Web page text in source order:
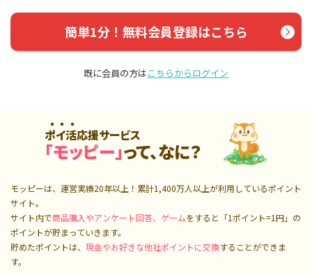
簡単1分！無料会員登録はこちら
既に会員の方はこちらからログイン
ポイ活応援サービス
「モッピー」って、なに？
モッピーは、運営実績20年以上！累計1,400万人以上が利用しているポイント
サイト。
サイト内で商品購入やアンケート回答、ゲームをすると「1ポイント=1円」の
ポイントが貯まっていきます。
貯めたポイントは、 現金やお好きな他社ポイントに交換することができま
す。